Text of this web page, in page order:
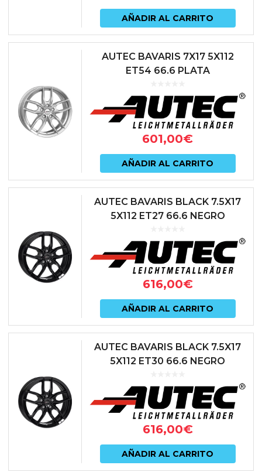
AÑADIR AL CARRITO
AUTEC BAVARIS 7X17 5X112
ET54 66.6 PLATA
601,00€
AÑADIR AL CARRITO
AUTEC BAVARIS BLACK 7.5X17
5X112 ET27 66.6 NEGRO
616,00€
AÑADIR AL CARRITO
AUTEC BAVARIS BLACK 7.5X17
5X112 ET30 66.6 NEGRO
616,00€
AÑADIR AL CARRITO